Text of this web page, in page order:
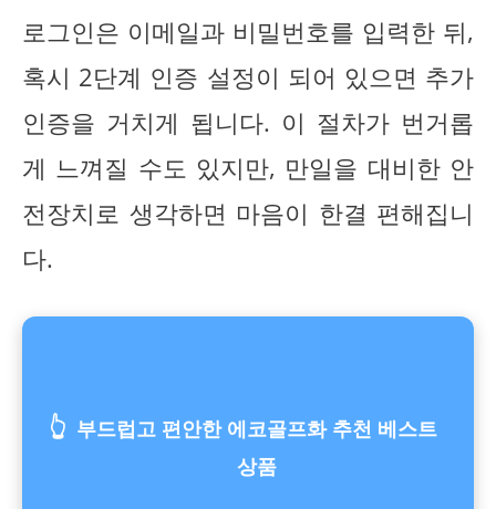
로그인은 이메일과 비밀번호를 입력한 뒤,
혹시 2단계 인증 설정이 되어 있으면 추가
인증을 거치게 됩니다. 이 절차가 번거롭
게 느껴질 수도 있지만, 만일을 대비한 안
전장치로 생각하면 마음이 한결 편해집니
다.
👆 부드럽고 편안한 에코골프화 추천 베스트
상품